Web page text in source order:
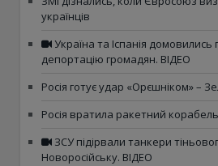
українців
Україна та Іспанія
депортацію громадян. ВІДЕО
Росія готує удар «Орєшніком» –
Росія вратила ракетний
ЗСУ підірвали танкери
Новоросійську. ВІДЕО